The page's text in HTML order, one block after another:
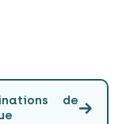
de→